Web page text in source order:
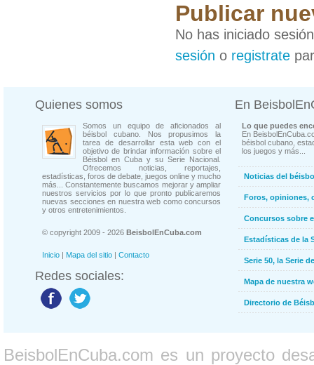
Publicar
No has iniciado
sesión o registrate
Quienes somos
Somos un equipo de aficionados al
béisbol cubano. Nos propusimos la
tarea de desarrollar esta web con el
objetivo de brindar información sobre el
Béisbol en Cuba y su Serie Nacional.
Ofrecemos noticias, reportajes,
estadísticas, foros de debate, juegos online y mucho
más... Constantemente buscamos mejorar y ampliar
nuestros servicios por lo que pronto publicaremos
nuevas secciones en nuestra web como concursos
y otros entretenimientos.
© copyright 2009 - 2026 BeisbolEnCuba.com
Inicio | Mapa del sitio | Contacto
Redes sociales:
En
Lo que puedes
En
béisbol cubano,
los juegos y más...
Noticias del
Foros, opiniones,
Concursos sobre
Estadísticas de la
Serie 50, la Serie
Mapa de nuestra
Directorio de
BeisbolEnCuba.com es un proyecto